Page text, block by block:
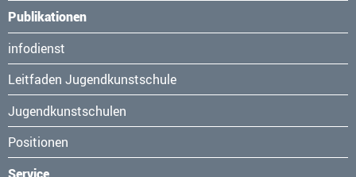
Publikationen
Navigation
überspringen
infodienst
Leitfaden Jugendkunstschule
Jugendkunstschulen
Positionen